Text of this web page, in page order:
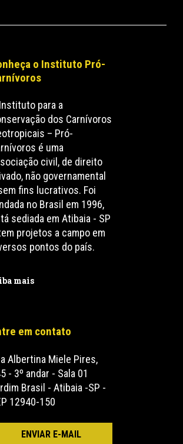
o Instituto Pró-
para a
dos Carnívoros
– Pró-
é uma
civil, de direito
não governamental
fins lucrativos. Foi
no Brasil em 1996,
sediada em Atibaia - SP
projetos a campo em
pontos do país.
mais
em contato
Albertina Miele Pires,
- 3º andar - Sala 01
Brasil - Atibaia -SP -
12940-150